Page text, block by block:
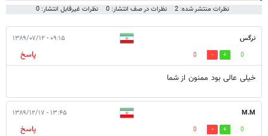
نظرات منتشر شده: 2 نظرات در صف انتشار: 0 نظرات غیرقابل انتشار: 0
نرگس ۰۹:۱۵ - ۱۳۸۹/۰۷/۱۲
0
0
پاسخ
خیلی عالی بود ممنون از شما
M.M ۱۳:۴۵ - ۱۳۸۹/۱۲/۱۷
0
0
پاسخ